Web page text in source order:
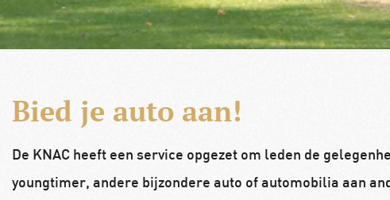
Bied je auto aan!
De KNAC heeft een service opgezet om leden de
youngtimer, andere bijzondere auto of automobilia aan